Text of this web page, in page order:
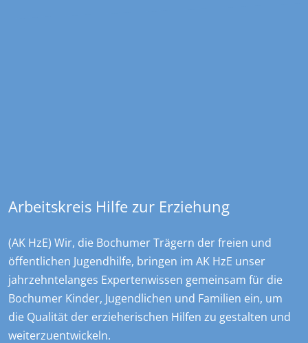
Arbeitskreis Hilfe zur Erziehung
(AK HzE) Wir, die Bochumer Trägern der freien und
öffentlichen Jugendhilfe, bringen im AK HzE unser
jahrzehntelanges Expertenwissen gemeinsam für die
Bochumer Kinder, Jugendlichen und Familien ein, um
die Qualität der erzieherischen Hilfen zu gestalten und
weiterzuentwickeln.